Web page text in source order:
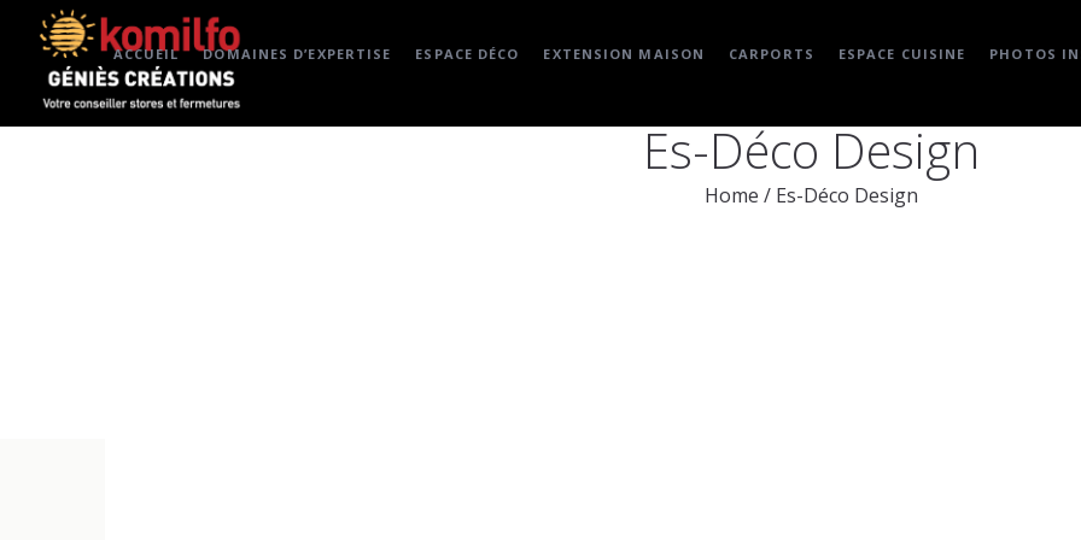
ACCUEIL DOMAINES D’EXPERTISE ESPACE DÉCO EXTENSION MAISON CARPORTS ESPACE CUISINE PHOTOS
Es-Déco Design
Home /Es-Déco Design